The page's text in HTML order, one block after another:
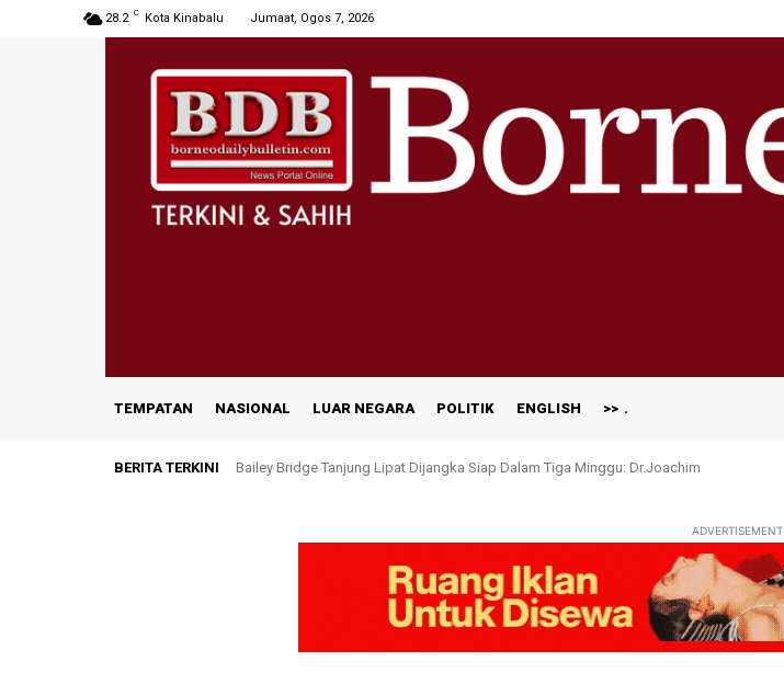
28.2 C Kota Kinabalu Jumaat, Ogos 7, 2026
TEMPATAN NASIONAL LUAR NEGARA POLITIK ENGLISH >>
BERITA TERKINI Bailey Bridge Tanjung Lipat Dijangka Siap Dalam Tiga Minggu: Dr.Joachim
ADVERTISEMENT